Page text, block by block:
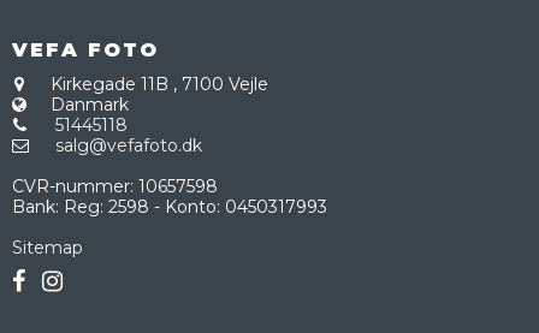
VEFA FOTO
Kirkegade 11B , 7100 Vejle
Danmark
51445118
salg@vefafoto.dk
CVR-nummer: 10657598
Bank: Reg: 2598 - Konto: 0450317993
Sitemap